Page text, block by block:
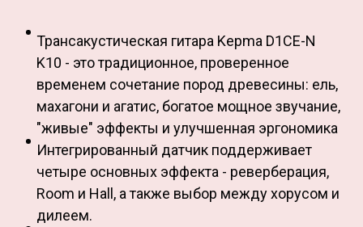
Трансакустическая гитара Kepma D1CE-N
K10 - это традиционное, проверенное
временем сочетание пород древесины: ель,
махагони и агатис, богатое мощное звучание,
"живые" эффекты и улучшенная эргономика
Интегрированный датчик поддерживает
четыре основных эффекта - реверберация,
Room и Hall, а также выбор между хорусом и
дилеем.